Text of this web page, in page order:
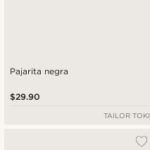
Pajarita negra
$29.90
TAILOR TOKI